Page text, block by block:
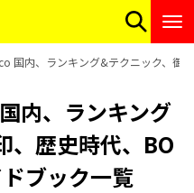
国内、ランキング&テクニック、御
内、ランキング
、歴史時代、BO
ブック一覧